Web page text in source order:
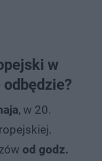
w
, w 20.
od godz.